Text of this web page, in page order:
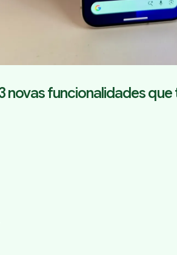
novas funcionalidades